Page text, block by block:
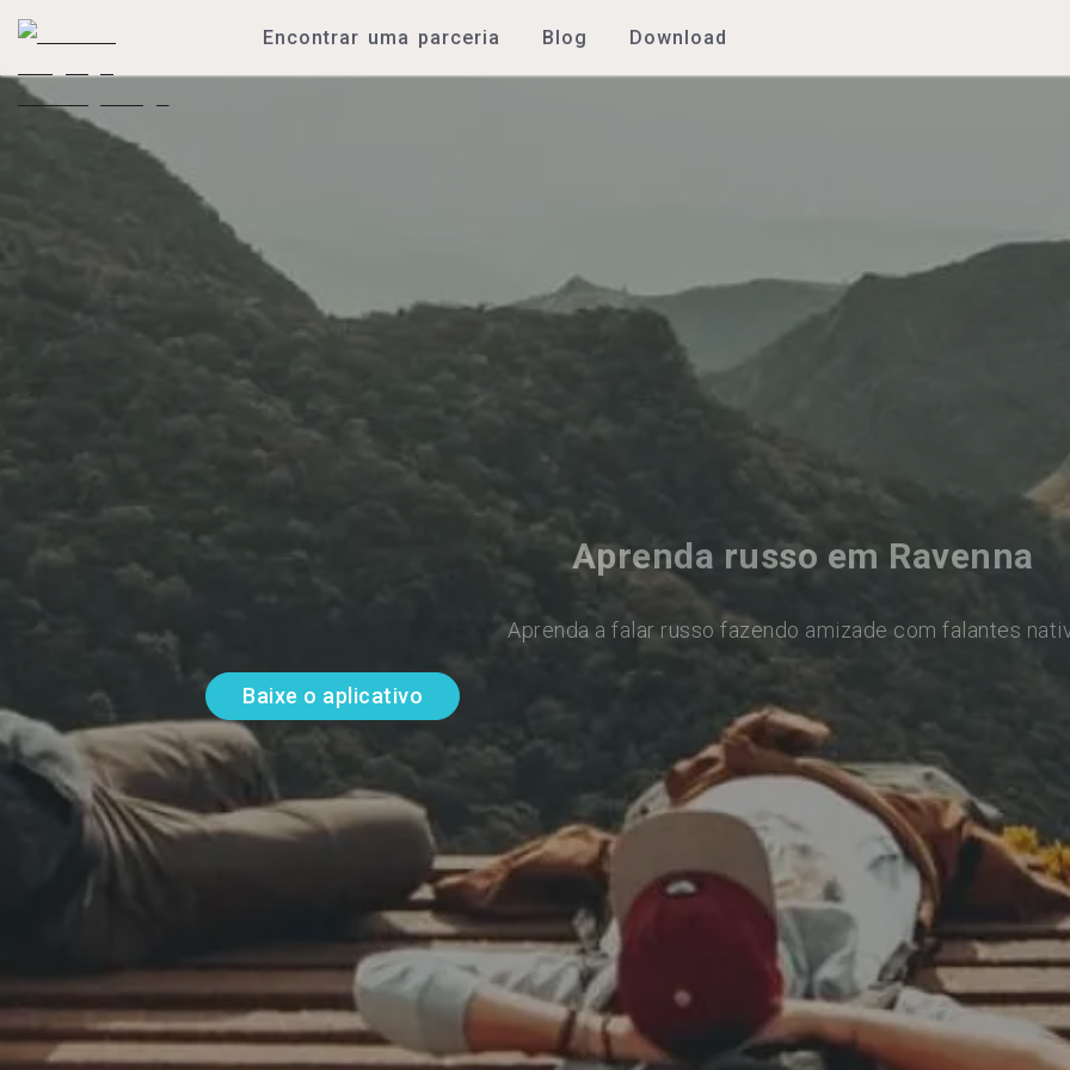
Encontrar uma parceria Blog Download
Aprenda russo em Ravenna
Aprenda a falar russo fazendo amizade com falantes
Baixe o aplicativo